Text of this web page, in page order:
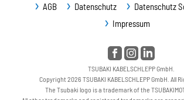
Führungsbahnschutz
AGB Datenschutz
Datenschutz
Impressum
TSUBAKI KABELSCHLEPP GmbH.
Copyright 2026 TSUBAKI KABELSCHLEPP GmbH. All
The Tsubaki logo is a trademark of the